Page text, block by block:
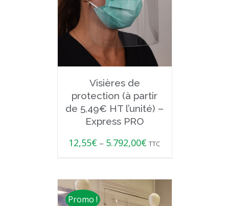
Visières de
protection (à partir
de 5,49€ HT l’unité) –
Express PRO
12,55€ – 5.792,00€ TTC
Promo !